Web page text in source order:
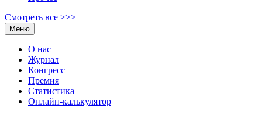
Смотреть все >>>
Меню
О нас
Журнал
Конгресс
Премия
Статистика
Онлайн-калькулятор